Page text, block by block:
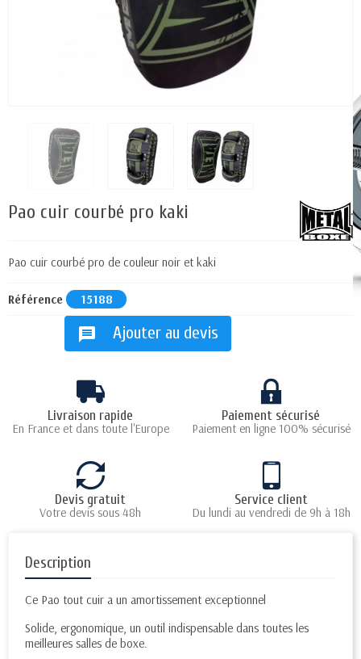
Pao cuir courbé pro kaki
Pao cuir courbé pro de couleur noir et kaki
Référence 15188
message Ajouter au devis
Livraison rapide
En France et dans toute l'Europe
Paiement sécurisé
Paiement en ligne 100% sécurisé
Devis gratuit
Votre devis sous 48h
Service client
Du lundi au vendredi de 9h à 18h
Description
Ce Pao tout cuir a un amortissement exceptionnel
Solide, ergonomique, un outil indispensable dans toutes les
meilleures salles de boxe.